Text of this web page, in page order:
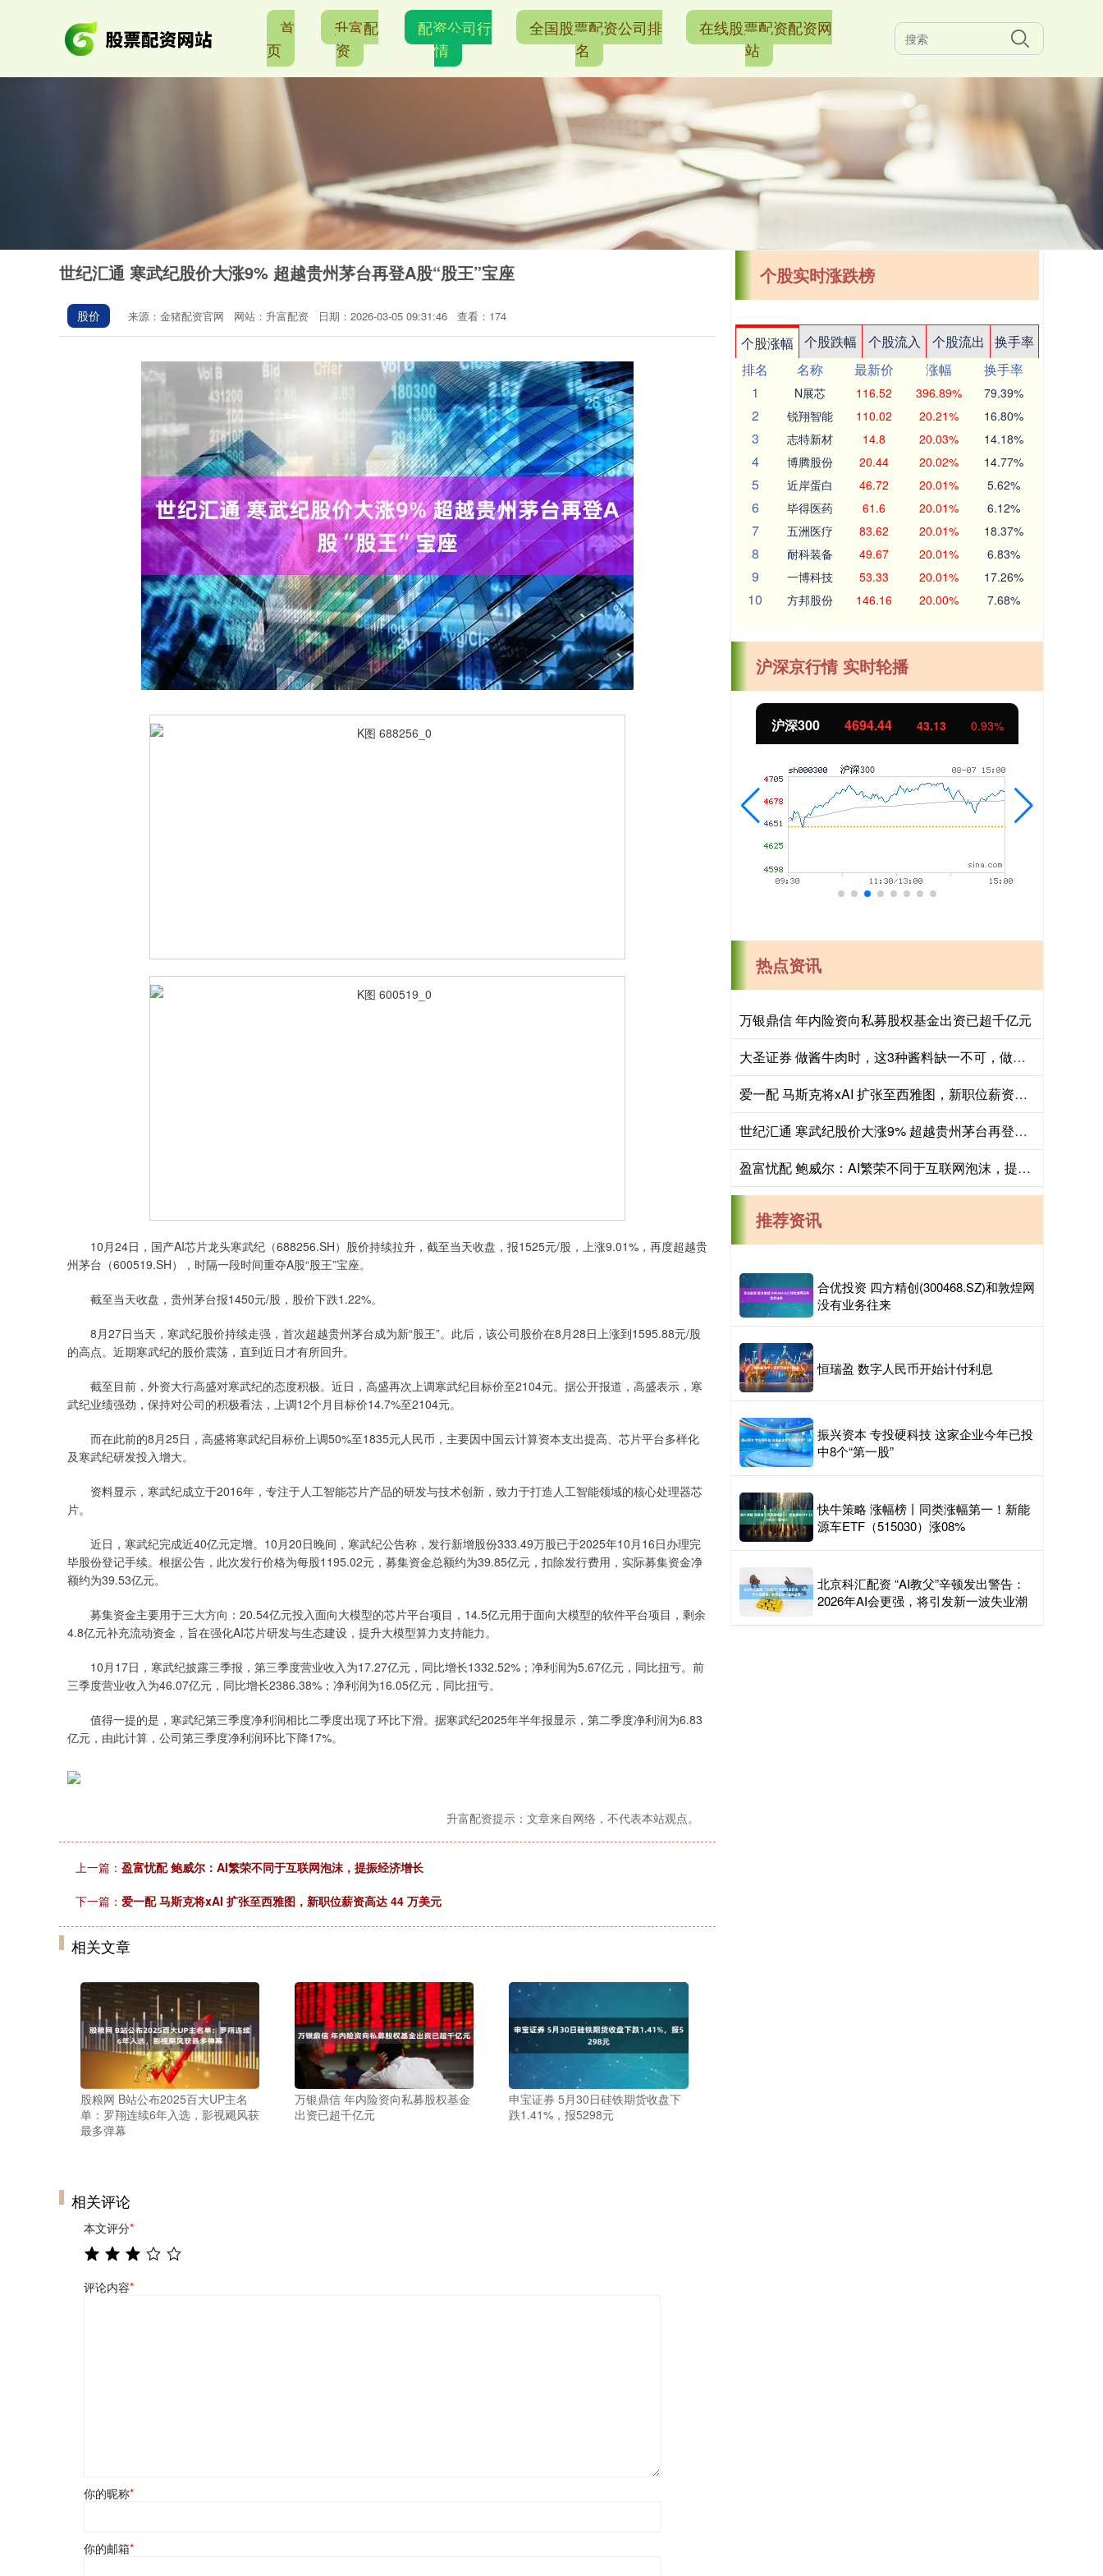
首
页
升富配
资
配资公司行
情
全国股票配资公司排
名
在线股票配资配资网
站
世纪汇通 寒武纪股价大涨9% 超越贵州茅台再登A股“股王”宝座
股价 来源：金猪配资官网 网站：升富配资 日期：2026-03-05 09:31:46 查看：174
10月24日，国产AI芯片龙头寒武纪（688256.SH）股价持续拉升，截至当天收盘，报1525元/股，上涨9.01%，再度超越贵
州茅台（600519.SH），时隔一段时间重夺A股“股王”宝座。
截至当天收盘，贵州茅台报1450元/股，股价下跌1.22%。
8月27日当天，寒武纪股价持续走强，首次超越贵州茅台成为新“股王”。此后，该公司股价在8月28日上涨到1595.88元/股
的高点。近期寒武纪的股价震荡，直到近日才有所回升。
截至目前，外资大行高盛对寒武纪的态度积极。近日，高盛再次上调寒武纪目标价至2104元。据公开报道，高盛表示，寒
武纪业绩强劲，保持对公司的积极看法，上调12个月目标价14.7%至2104元。
而在此前的8月25日，高盛将寒武纪目标价上调50%至1835元人民币，主要因中国云计算资本支出提高、芯片平台多样化
及寒武纪研发投入增大。
资料显示，寒武纪成立于2016年，专注于人工智能芯片产品的研发与技术创新，致力于打造人工智能领域的核心处理器芯
片。
近日，寒武纪完成近40亿元定增。10月20日晚间，寒武纪公告称，发行新增股份333.49万股已于2025年10月16日办理完
毕股份登记手续。根据公告，此次发行价格为每股1195.02元，募集资金总额约为39.85亿元，扣除发行费用，实际募集资金净
额约为39.53亿元。
募集资金主要用于三大方向：20.54亿元投入面向大模型的芯片平台项目，14.5亿元用于面向大模型的软件平台项目，剩余
4.8亿元补充流动资金，旨在强化AI芯片研发与生态建设，提升大模型算力支持能力。
10月17日，寒武纪披露三季报，第三季度营业收入为17.27亿元，同比增长1332.52%；净利润为5.67亿元，同比扭亏。前
三季度营业收入为46.07亿元，同比增长2386.38%；净利润为16.05亿元，同比扭亏。
值得一提的是，寒武纪第三季度净利润相比二季度出现了环比下滑。据寒武纪2025年半年报显示，第二季度净利润为6.83
亿元，由此计算，公司第三季度净利润环比下降17%。
升富配资提示：文章来自网络，不代表本站观点。
上一篇： 盈富忧配 鲍威尔：AI繁荣不同于互联网泡沫，提振经济增长
下一篇： 爱一配 马斯克将xAI 扩张至西雅图，新职位薪资高达 44 万美元
相关文章
股粮网 B站公布2025百大UP主名
单：罗翔连续6年入选，影视飓风获
最多弹幕
万银鼎信 年内险资向私募股权基金
出资已超千亿元
申宝证券 5月30日硅铁期货收盘下
跌1.41%，报5298元
相关评论
本文评分*
评论内容*
你的昵称*
你的邮箱*
个股实时涨跌榜
个股涨幅 个股跌幅 个股流入 个股流出
换手率
排名
名称 最新价 涨幅
换手率
1
N展芯 116.52 396.89% 79.39%
2 锐翔智能 110.02 20.21% 16.80%
3 志特新材 14.8 20.03% 14.18%
4 博腾股份 20.44 20.02% 14.77%
5 近岸蛋白 46.72 20.01% 5.62%
6 毕得医药 61.6 20.01% 6.12%
7 五洲医疗 83.62 20.01% 18.37%
8 耐科装备 49.67 20.01% 6.83%
9 一博科技 53.33 20.01% 17.26%
10 方邦股份 146.16 20.00% 7.68%
沪深京行情 实时轮播
上证指数 1.02% 沪深300 4694.44 43.13 0.93%
热点资讯
万银鼎信 年内险资向私募股权基金出资已超千亿元
大圣证券 做酱牛肉时，这3种酱料缺一不可，做好的牛肉肉酥筋软有嚼劲_甘香之_甜面酱_豆瓣酱
爱一配 马斯克将xAI 扩张至西雅图，新职位薪资高达 44 万美元
世纪汇通 寒武纪股价大涨9% 超越贵州茅台再登A股“股王”宝座
盈富忧配 鲍威尔：AI繁荣不同于互联网泡沫，提振经济增长
推荐资讯
合优投资 四方精创(300468.SZ)和敦煌网
没有业务往来
恒瑞盈 数字人民币开始计付利息
振兴资本 专投硬科技 这家企业今年已投
中8个“第一股”
快牛策略 涨幅榜丨同类涨幅第一！新能
源车ETF（515030）涨08%
北京科汇配资 “AI教父”辛顿发出警告：
2026年AI会更强，将引发新一波失业潮